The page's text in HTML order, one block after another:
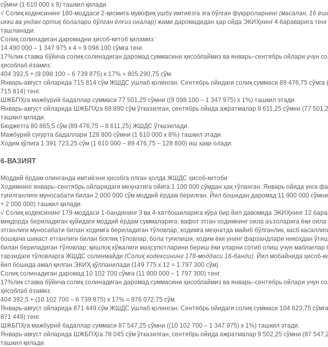
сўмни (1 610 000 х 9) ташкил қилади.
√ Солиқ кодексининг 180-моддаси 2-қисмига мувофиқ ушбу имтиёзга эга бўлган фуқароларнинг (масалан, 16
икки ва ундан ортиқ болалари бўлган ёлғиз оналар) жами даромадидан ҳар ойда ЭКИҲнинг 4 бараварига
ташланади.
Солиқ солинадиган даромадни ҳисоб-китоб қиламиз:
14 490 000 – 1 347 975 х 4 = 9 098 100 сўмга тенг.
17%лик ставка бўйича солиқ солинадиган даромад суммасини ҳисоблаймиз ва январь–сентябрь ойлари учун
ҳисоблаб ёзамиз:
404 392,5 + (9 098 100 – 6 739 875) х 17% = 805 290,75 сўм.
Январь-август ойларида 715 814 сўм ЖШДС ушлаб қолинган. Сентябрь ойидаги солиқ суммаси 89 476,75 сўмга
715 814) тенг.
ШЖБПҲга мажбурий бадаллар суммаси 77 501,25 сўмни ((9 098 100 – 1 347 975) х 1%) ташкил этади.
Январь-август ойларида ШЖБПҲга 68 890 сўм ўтказилган, сентябрь ойида ажратмалар 8 611,25 сўмни (77
ташкил қилади.
Бюджетга 80 865,5 сўм (89 476,75 – 8 611,25) ЖШДС ўтказилади.
Мажбурий суғурта бадаллари 128 800 сўмни (1 610 000 х 8%) ташкил этади.
Ходим қўлига 1 391 723,25 сўм (1 610 000 – 89 476,75 – 128 800) иш ҳақи олади.
6-ВАЗИЯТ
Моддий ёрдам олинганда имтиёзни ҳисобга олган ҳолда ЖШДС ҳисоб-китоби
Ходимнинг январь–сентябрь ойларидаги меҳнатига ойига 1 100 000 сўмдан ҳақ тўланган. Январь ойида унга
туғилганлиги муносабати билан 2 000 000 сўм моддий ёрдам берилган. Йил бошидан даромад 11 900 000
+ 2 000 000) ташкил қилади.
√ Солиқ кодексининг 179-моддаси 1-бандининг 3 ва 4-хатбошиларига кўра бир йил давомида ЭКИҲнинг 12
миқдорда бериладиган қуйидаги моддий ёрдам суммаларига: вафот этган ходимнинг оила аъзоларига ёки
этганлиги муносабати билан ходимга бериладиган тўловлар; ходимга меҳнатда майиб бўлганлик, касб
бошқача шикаст етганлиги билан боғлиқ тўловлар; бола туғилиши, ходим ёки унинг фарзандлари никоҳдан
билан бериладиган тўловлар; қишлоқ хўжалиги маҳсулотларини бериш ёки уларни сотиб олиш учун маблағлар
тарзидаги тўловларга ЖШДС солинмайди (Солиқ кодексининг 178-моддаси 16-банди). Йил мобайнида ҳисоб-
йил бошида амал қилган ЭКИҲ қўлланилади (149 775 х 12 = 1 797 300 сўм).
Солиқ солинадиган даромад 10 102 700 сўмга (11 900 000 – 1 797 300) тенг.
17%лик ставка бўйича солиқ солинадиган даромад суммасини ҳисоблаймиз ва январь–сентябрь ойлари учун
ҳисоблаб ёзамиз:
404 392,5 + (10 102 700 – 6 739 875) х 17% = 976 072,75 сўм.
Январь-август ойларида 871 449 сўм ЖШДС ушлаб қолинган. Сентябрь ойидаги солиқ суммаси 104 623,75
871 449) тенг.
ШЖБПҲга мажбурий бадаллар суммаси 87 547,25 сўмни ((10 102 700 – 1 347 975) х 1%) ташкил этади.
Январь-август ойларида ШЖБПҲга 78 045 сўм ўтказилган, сентябрь ойида ажратмалар 9 502,25 сўмни (87
ташкил қилади.